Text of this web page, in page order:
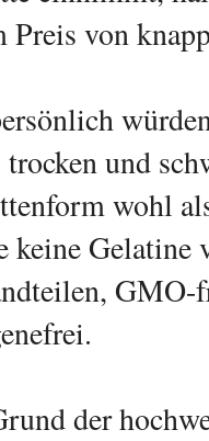
Preis von
trocken und
wohl
keine Gelatine
der